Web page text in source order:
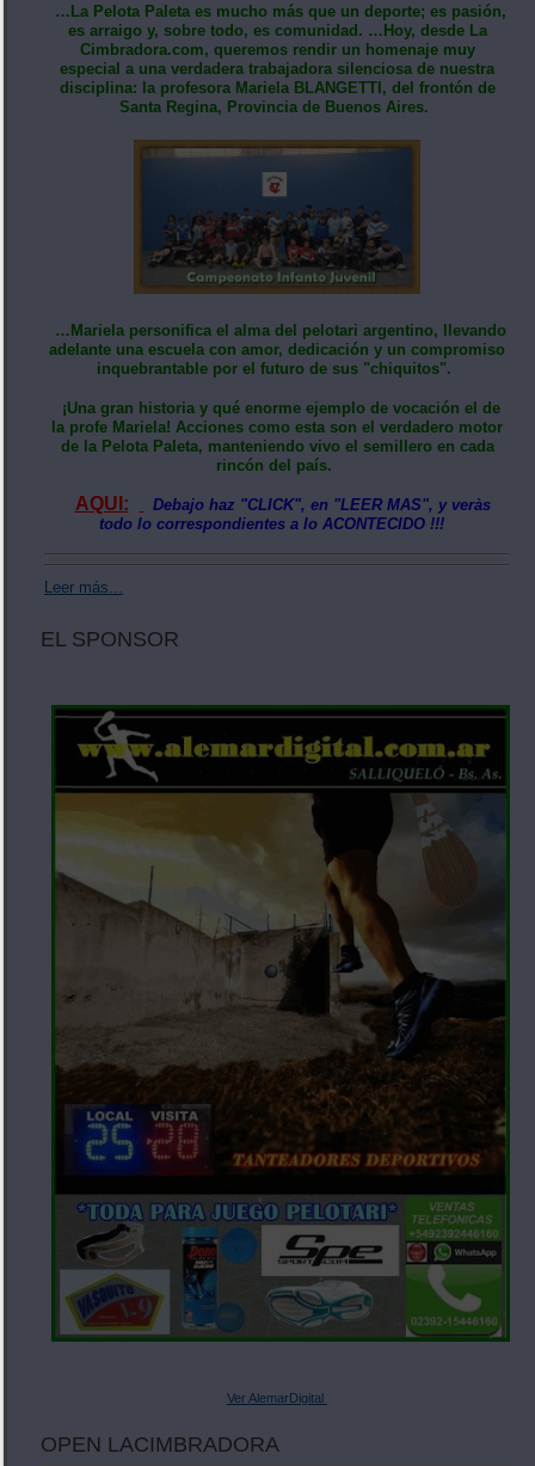
…La Pelota Paleta es mucho más que un deporte; es pasión,
es arraigo y, sobre todo, es comunidad. …Hoy, desde La
Cimbradora.com, queremos rendir un homenaje muy
especial a una verdadera trabajadora silenciosa de nuestra
disciplina: la profesora Mariela BLANGETTI, del frontón de
Santa Regina, Provincia de Buenos Aires.
…Mariela personifica el alma del pelotari argentino, llevando
adelante una escuela con amor, dedicación y un compromiso
inquebrantable por el futuro de sus "chiquitos".
¡Una gran historia y qué enorme ejemplo de vocación el de
la profe Mariela! Acciones como esta son el verdadero motor
de la Pelota Paleta, manteniendo vivo el semillero en cada
rincón del país.
AQUI:
Debajo haz "CLICK", en "LEER MAS", y veràs
todo lo correspondientes a lo ACONTECIDO !!!
Leer más...
EL SPONSOR
Ver AlemarDigital
OPEN LACIMBRADORA